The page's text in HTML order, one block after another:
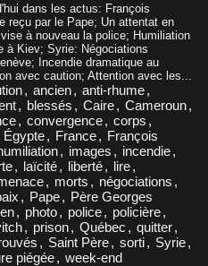
dans les actus: François
reçu par le Pape; Un attentat en
à nouveau la police; Humiliation
à Kiev; Syrie: Négociations
Incendie dramatique au
avec caution; Attention avec les...
, ancien, anti-rhume,
, blessés , Caire, Cameroun,
, convergence, corps ,
Égypte, France, François
, images , incendie,
, laïcité, liberté, lire,
, morts , négociations ,
, Pape, Père Georges
, photo, police, policière,
, prison, Québec , quitter,
, Saint Père, sorti, Syrie,
piégée, week-end